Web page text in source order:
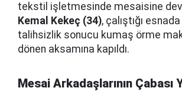
tekstil işletmesinde mesaisine
Kemal Kekeç (34), çalıştığı
talihsizlik sonucu kumaş örme
dönen aksamına kapıldı.
Mesai Arkadaşlarının Çabası